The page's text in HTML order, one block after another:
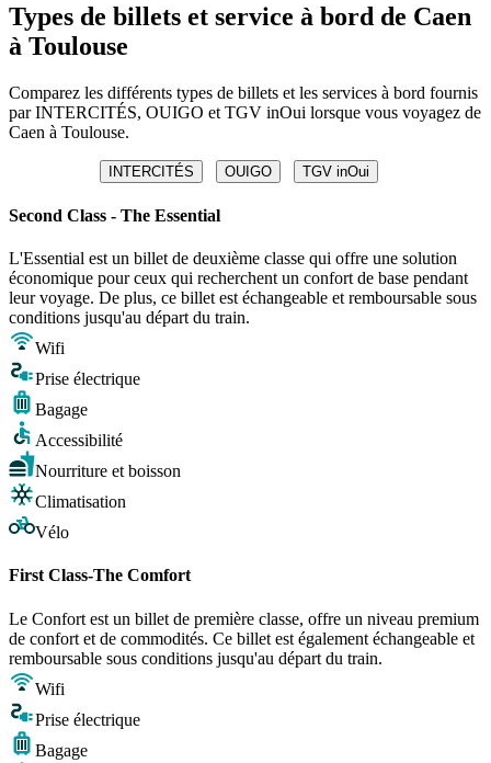
Types de billets et service à bord de Caen
à Toulouse
Comparez les différents types de billets et les services à bord fournis
par INTERCITÉS, OUIGO et TGV inOui lorsque vous voyagez de
Caen à Toulouse.
INTERCITÉS OUIGO TGV inOui
Second Class - The Essential
L'Essential est un billet de deuxième classe qui offre une solution
économique pour ceux qui recherchent un confort de base pendant
leur voyage. De plus, ce billet est échangeable et remboursable sous
conditions jusqu'au départ du train.
Wifi
Prise électrique
Bagage
Accessibilité
Nourriture et boisson
Climatisation
Vélo
First Class-The Comfort
Le Confort est un billet de première classe, offre un niveau premium
de confort et de commodités. Ce billet est également échangeable et
remboursable sous conditions jusqu'au départ du train.
Wifi
Prise électrique
Bagage